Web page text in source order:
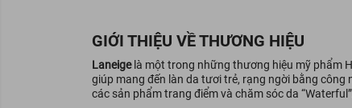
GIỚI THIỆU VỀ THƯƠNG HIỆU
Laneigelà một trong những thương hiệu mỹ phẩm
giúp mang đến làn da tươi trẻ, rạng ngời bằng công
các sản phẩm trang điểm và chăm sóc da